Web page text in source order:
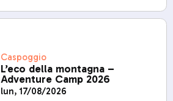
Caspoggio
L’eco della montagna –
Adventure Camp 2026
lun, 17/08/2026